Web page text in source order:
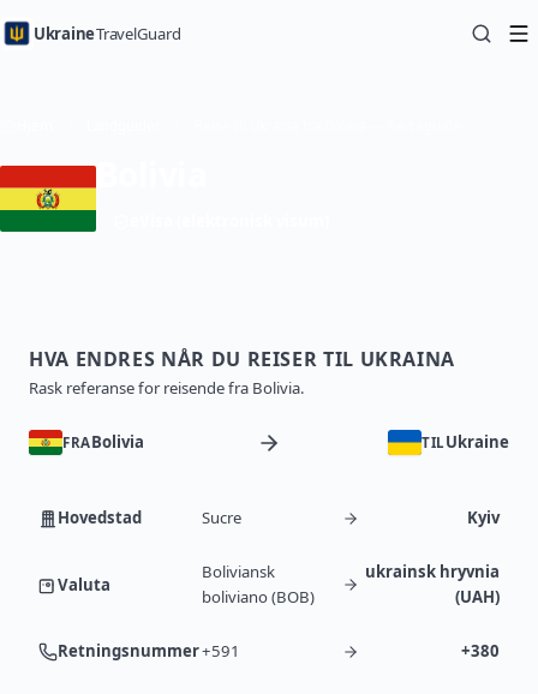
UkraineTravelGuard
HVA ENDRES NÅR DU REISER TIL UKRAINA
Rask referanse for reisende fra Bolivia.
FRABolivia TIL Ukraine
Hovedstad Sucre Kyiv
Valuta
Boliviansk
boliviano (BOB)
ukrainsk hryvnia
(UAH)
Retningsnummer+591 +380